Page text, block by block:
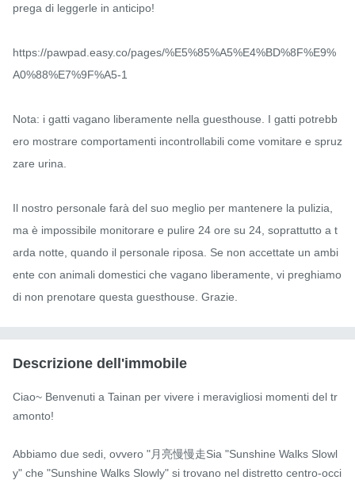
prega di leggerle in anticipo!
https://pawpad.easy.co/pages/%E5%85%A5%E4%BD%8F%E9%
A0%88%E7%9F%A5-1
Nota: i gatti vagano liberamente nella guesthouse. I gatti potrebb
ero mostrare comportamenti incontrollabili come vomitare e spruz
zare urina.
Il nostro personale farà del suo meglio per mantenere la pulizia,
ma è impossibile monitorare e pulire 24 ore su 24, soprattutto a t
arda notte, quando il personale riposa. Se non accettate un ambi
ente con animali domestici che vagano liberamente, vi preghiamo
di non prenotare questa guesthouse. Grazie.
Descrizione dell'immobile
Ciao~ Benvenuti a Tainan per vivere i meravigliosi momenti del tr
amonto!
Abbiamo due sedi, ovvero "月亮慢慢走Sia "Sunshine Walks Slowl
y" che "Sunshine Walks Slowly" si trovano nel distretto centro-occi